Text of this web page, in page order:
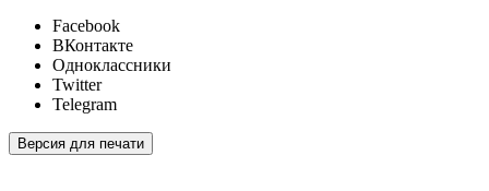
Facebook
ВКонтакте
Одноклассники
Twitter
Telegram
Версия для печати